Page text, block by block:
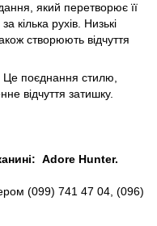
який перетворює її
кілька рухів. Низькі
створюють відчуття
поєднання стилю,
відчуття затишку.
Adore Hunter.
(099) 741 47 04, (096)